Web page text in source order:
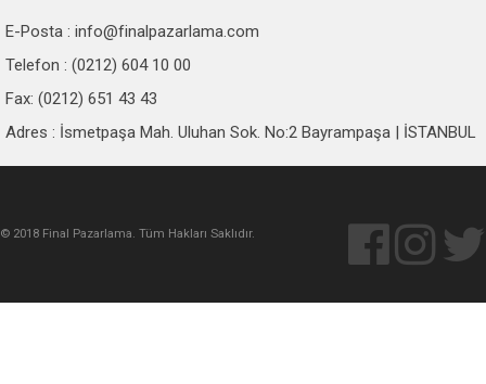
E-Posta : info@finalpazarlama.com
Telefon : (0212) 604 10 00
Fax: (0212) 651 43 43
Adres : İsmetpaşa Mah. Uluhan Sok. No:2 Bayrampaşa | İSTANBUL
© 2018 Final Pazarlama. Tüm Hakları Saklıdır.